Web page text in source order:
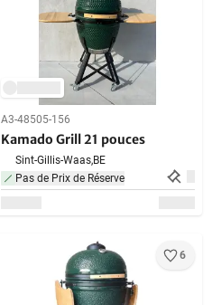
A3-48505-156
Kamado Grill 21 pouces
Sint-Gillis-Waas,BE
Pas de Prix de Réserve
6